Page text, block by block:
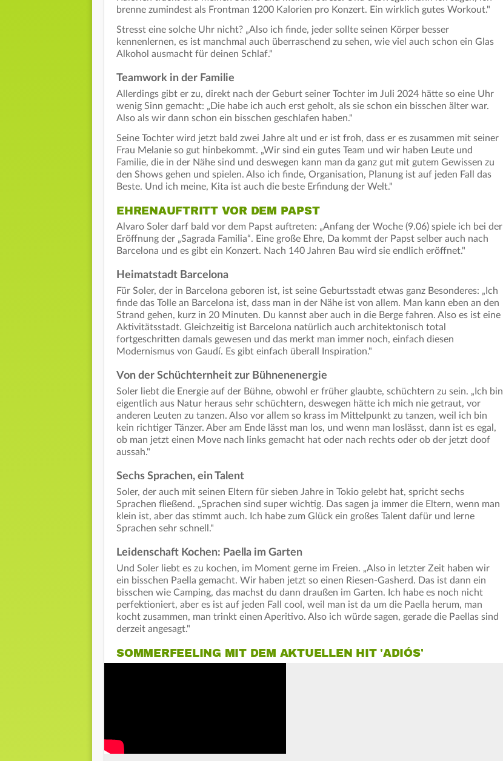
brenne zumindest als Frontman 1200 Kalorien pro Konzert. Ein wirklich gutes Workout."
Stresst eine solche Uhr nicht? „Also ich finde, jeder sollte seinen Körper besser
kennenlernen, es ist manchmal auch überraschend zu sehen, wie viel auch schon ein Glas
Alkohol ausmacht für deinen Schlaf."
Teamwork in der Familie
Allerdings gibt er zu, direkt nach der Geburt seiner Tochter im Juli 2024 hätte so eine Uhr
wenig Sinn gemacht: „Die habe ich auch erst geholt, als sie schon ein bisschen älter war.
Also als wir dann schon ein bisschen geschlafen haben."
Seine Tochter wird jetzt bald zwei Jahre alt und er ist froh, dass er es zusammen mit seiner
Frau Melanie so gut hinbekommt. „Wir sind ein gutes Team und wir haben Leute und
Familie, die in der Nähe sind und deswegen kann man da ganz gut mit gutem Gewissen zu
den Shows gehen und spielen. Also ich finde, Organisation, Planung ist auf jeden Fall das
Beste. Und ich meine, Kita ist auch die beste Erfindung der Welt."
EHRENAUFTRITT VOR DEM PAPST
Alvaro Soler darf bald vor dem Papst auftreten: „Anfang der Woche (9.06) spiele ich bei der
Eröffnung der „Sagrada Familia“. Eine große Ehre, Da kommt der Papst selber auch nach
Barcelona und es gibt ein Konzert. Nach 140 Jahren Bau wird sie endlich eröffnet."
Heimatstadt Barcelona
Für Soler, der in Barcelona geboren ist, ist seine Geburtsstadt etwas ganz Besonderes: „Ich
finde das Tolle an Barcelona ist, dass man in der Nähe ist von allem. Man kann eben an den
Strand gehen, kurz in 20 Minuten. Du kannst aber auch in die Berge fahren. Also es ist eine
Aktivitätsstadt. Gleichzeitig ist Barcelona natürlich auch architektonisch total
fortgeschritten damals gewesen und das merkt man immer noch, einfach diesen
Modernismus von Gaudí. Es gibt einfach überall Inspiration."
Von der Schüchternheit zur Bühnenenergie
Soler liebt die Energie auf der Bühne, obwohl er früher glaubte, schüchtern zu sein. „Ich bin
eigentlich aus Natur heraus sehr schüchtern, deswegen hätte ich mich nie getraut, vor
anderen Leuten zu tanzen. Also vor allem so krass im Mittelpunkt zu tanzen, weil ich bin
kein richtiger Tänzer. Aber am Ende lässt man los, und wenn man loslässt, dann ist es egal,
ob man jetzt einen Move nach links gemacht hat oder nach rechts oder ob der jetzt doof
aussah."
Sechs Sprachen, ein Talent
Soler, der auch mit seinen Eltern für sieben Jahre in Tokio gelebt hat, spricht sechs
Sprachen fließend. „Sprachen sind super wichtig. Das sagen ja immer die Eltern, wenn man
klein ist, aber das stimmt auch. Ich habe zum Glück ein großes Talent dafür und lerne
Sprachen sehr schnell."
Leidenschaft Kochen: Paella im Garten
Und Soler liebt es zu kochen, im Moment gerne im Freien. „Also in letzter Zeit haben wir
ein bisschen Paella gemacht. Wir haben jetzt so einen Riesen-Gasherd. Das ist dann ein
bisschen wie Camping, das machst du dann draußen im Garten. Ich habe es noch nicht
perfektioniert, aber es ist auf jeden Fall cool, weil man ist da um die Paella herum, man
kocht zusammen, man trinkt einen Aperitivo. Also ich würde sagen, gerade die Paellas sind
derzeit angesagt."
SOMMERFEELING MIT DEM AKTUELLEN HIT 'ADIÓS'